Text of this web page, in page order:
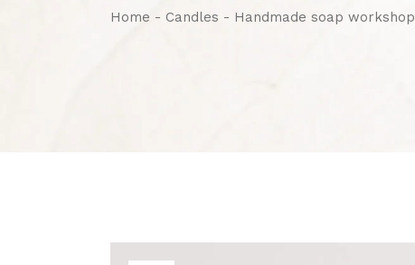
Home Candles Handmade soap workshop